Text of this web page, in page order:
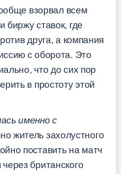
взорвал всем
биржу ставок, где
друга, а компания
с оборота. Это
что до сих пор
в простоту этой
именно с
житель захолустного
поставить на матч
британского